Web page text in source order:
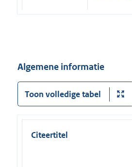
Algemene informatie
Toon volledige tabel
Citeertitel